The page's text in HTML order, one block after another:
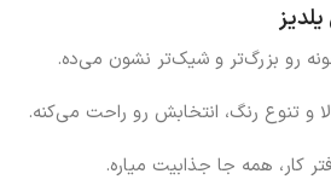
رو بزرگ‌تر و شیک‌تر نشون می‌ده.
و تنوع رنگ، انتخابش رو راحت می‌کنه.
کار، همه جا جذابیت میاره.